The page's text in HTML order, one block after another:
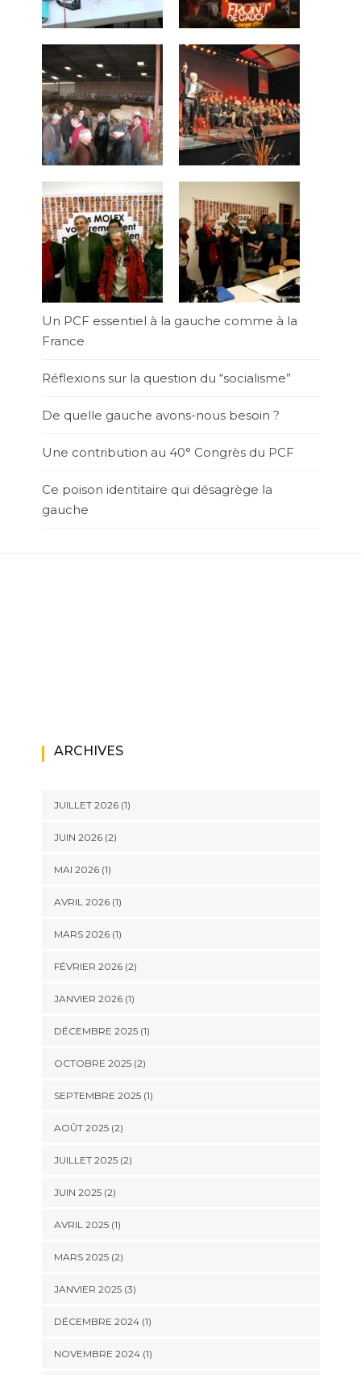
Un PCF essentiel à la gauche comme à la
France
Réflexions sur la question du “socialisme”
De quelle gauche avons-nous besoin ?
Une contribution au 40° Congrès du PCF
Ce poison identitaire qui désagrège la
gauche
ARCHIVES
JUILLET 2026(1)
JUIN 2026(2)
MAI 2026(1)
AVRIL 2026(1)
MARS 2026(1)
FÉVRIER 2026(2)
JANVIER 2026(1)
DÉCEMBRE 2025(1)
OCTOBRE 2025(2)
SEPTEMBRE 2025(1)
AOÛT 2025(2)
JUILLET 2025(2)
JUIN 2025(2)
AVRIL 2025(1)
MARS 2025(2)
JANVIER 2025(3)
DÉCEMBRE 2024(1)
NOVEMBRE 2024(1)